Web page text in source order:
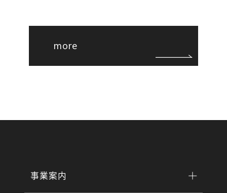
more
事業案内